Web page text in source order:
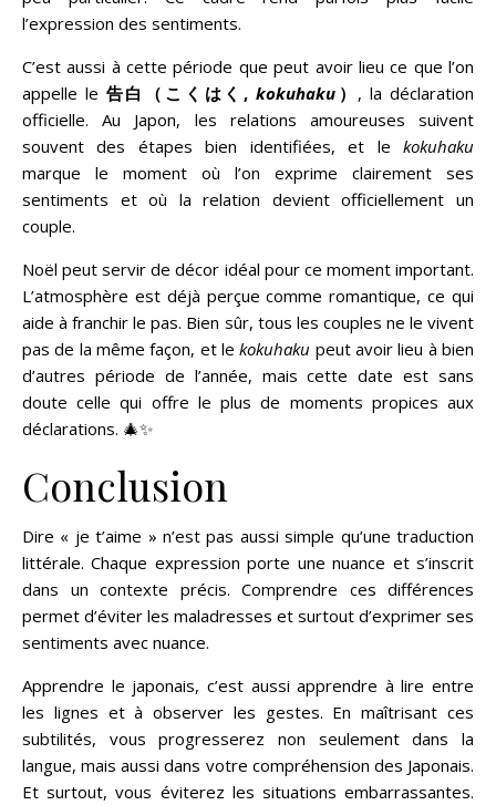
l’expression des sentiments.
C’est aussi à cette période que peut avoir lieu ce que l’on
appelle le 告白（こくはく, kokuhaku） , la déclaration
officielle. Au Japon, les relations amoureuses suivent
souvent des étapes bien identifiées, et le kokuhaku
marque le moment où l’on exprime clairement ses
sentiments et où la relation devient officiellement un
couple.
Noël peut servir de décor idéal pour ce moment important.
L’atmosphère est déjà perçue comme romantique, ce qui
aide à franchir le pas. Bien sûr, tous les couples ne le vivent
pas de la même façon, et lekokuhaku peut avoir lieu à bien
d’autres période de l’année, mais cette date est sans
doute celle qui offre le plus de moments propices aux
déclarations. 🎄✨
Conclusion
Dire « je t’aime » n’est pas aussi simple qu’une traduction
littérale. Chaque expression porte une nuance et s’inscrit
dans un contexte précis. Comprendre ces différences
permet d’éviter les maladresses et surtout d’exprimer ses
sentiments avec nuance.
Apprendre le japonais, c’est aussi apprendre à lire entre
les lignes et à observer les gestes. En maîtrisant ces
subtilités, vous progresserez non seulement dans la
langue, mais aussi dans votre compréhension des Japonais.
Et surtout, vous éviterez les situations embarrassantes.